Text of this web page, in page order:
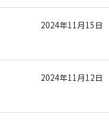
2024年11月15日
2024年11月12日